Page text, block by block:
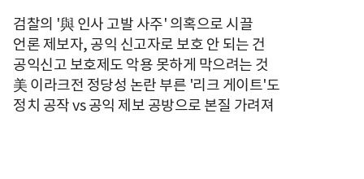
검찰의 '與 인사 고발 사주' 의혹으로 시끌
언론 제보자, 공익 신고자로 보호 안 되는 건
공익신고 보호제도 악용 못하게 막으려는 것
美 이라크전 정당성 논란 부른 '리크 게이트'도
정치 공작 vs 공익 제보 공방으로 본질 가려져